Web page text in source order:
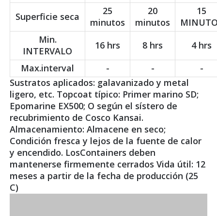
Superficie seca
25
minutos
20
minutos
15
Min.
INTERVALO
16 hrs 8 hrs
4 hrs
Max.interval
- -
-
Sustratos aplicados: galavanizado y metal
ligero, etc. Topcoat típico: Primer marino SD;
Epomarine EX500; O según el sístero de
recubrimiento de Cosco Kansai.
Almacenamiento: Almacene en seco;
Condición fresca y lejos de la fuente de calor
y encendido. LosContainers deben
mantenerse firmemente cerrados Vida útil: 12
meses a partir de la fecha de producción (25
C)